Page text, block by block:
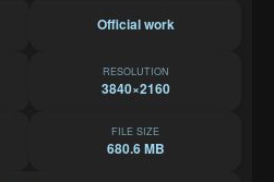
Official work
RESOLUTION
3840×2160
FILE SIZE
680.6 MB